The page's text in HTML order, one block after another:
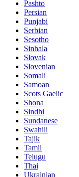
Pashto
Persian
Punjabi
Serbian
Sesotho
Sinhala
Slovak
Slovenian
Somali
Samoan
Scots Gaelic
Shona
Sindhi
Sundanese
Swahili
Tajik
Tamil
Telugu
Thai
Ukrainian